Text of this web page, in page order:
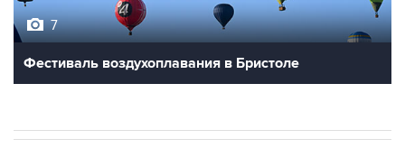
Фестиваль воздухоплавания в Бристоле